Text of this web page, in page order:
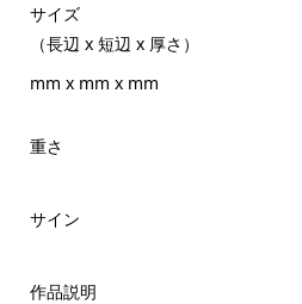
サイズ
（長辺 x 短辺 x 厚さ）
mm x mm x mm
重さ
サイン
作品説明